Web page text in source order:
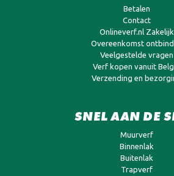
Betalen
Contact
Onlineverf.nl Zakelijk
Overeenkomst
Veelgestelde vragen
Verf kopen vanuit
Verzending en
SNEL AAN DE
Muurverf
Binnenlak
Buitenlak
Trapverf